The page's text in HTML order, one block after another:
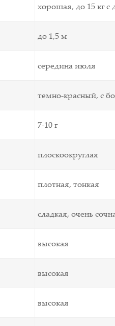
хорошая, до 15 кг с
до 1,5 м
середина июля
темно-красный, с
7-10 г
плоскоокруглая
плотная, тонкая
сладкая, очень
высокая
высокая
высокая